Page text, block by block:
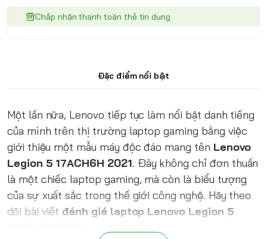
Chấp nhận thanh toán thẻ tín dụng
Đặc điểm nổi bật
Một lần nữa, Lenovo tiếp tục làm nổi bật danh tiếng
của mình trên thị trường laptop gaming bằng việc
giới thiệu một mẫu máy độc đáo mang tên Lenovo
Legion 5 17ACH6H 2021. Đây không chỉ đơn thuần
là một chiếc laptop gaming, mà còn là biểu tượng
của sự xuất sắc trong thế giới công nghệ. Hãy theo
dõi bài viết đánh giá laptop Lenovo Legion 5